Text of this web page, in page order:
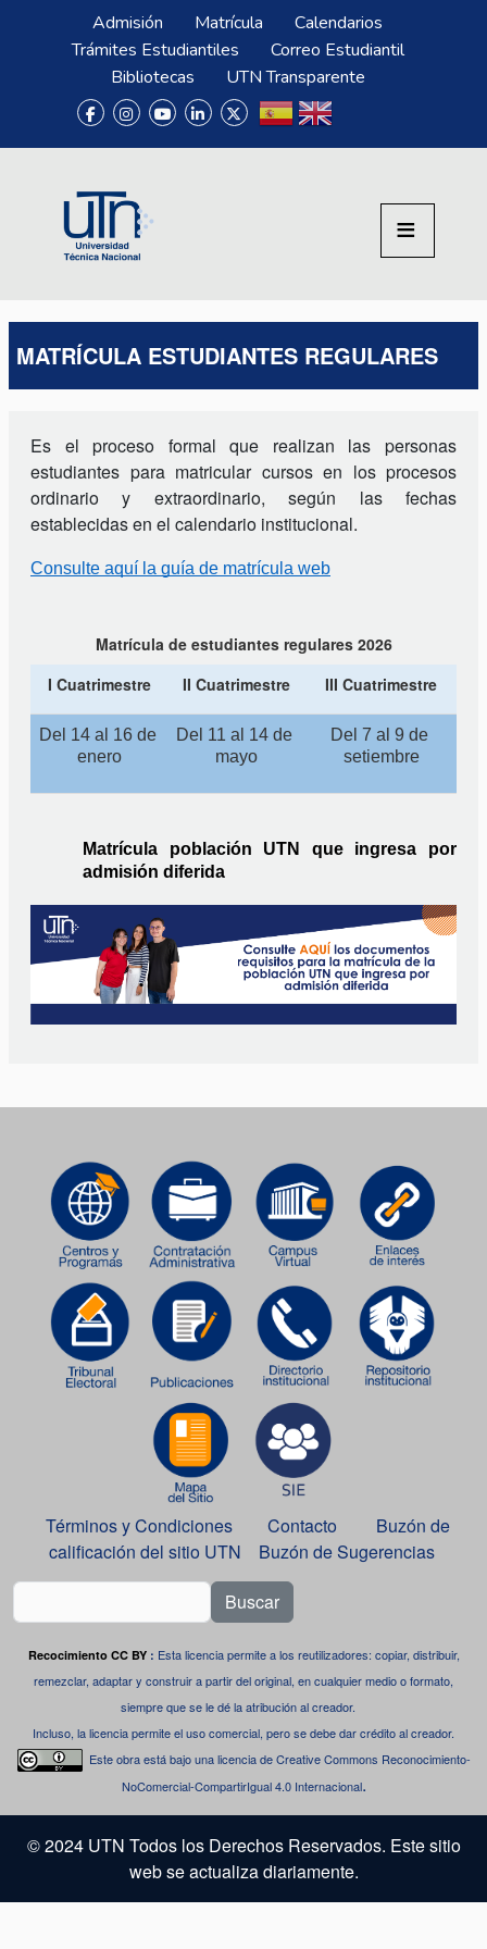
Pasar al contenido principal
Menú SuperiorAdmisión Matrícula
Calendarios
Trámites Estudiantiles
Correo Estudiantil
Bibliotecas
UTN Transparente
MATRÍCULA ESTUDIANTES REGULARES
Es el proceso formal que realizan las personas
estudiantes para matricular cursos en los procesos
ordinario y extraordinario, según las fechas
establecidas en el calendario institucional.
Consulte aquí la guía de matrícula web
Matrícula de estudiantes regulares 2026
I Cuatrimestre
II Cuatrimestre III Cuatrimestre
Del 14 al 16 de
enero
Del 11 al 14 de
mayo
Del 7 al 9 de
setiembre
Matrícula población UTN que ingresa por
admisión diferida
Términos y Condiciones Contacto
Buzón de
calificación del sitio UTN
Buzón de Sugerencias
Buscar
Recocimiento CC BY : Esta licencia permite a los reutilizadores: copiar, distribuir,
remezclar, adaptar y construir a partir del original, en cualquier medio o formato,
siempre que se le dé la atribución al creador.
Incluso, la licencia permite el uso comercial, pero se debe dar crédito al creador.
Este obra está bajo unalicencia de Creative Commons Reconocimiento-
NoComercial-CompartirIgual 4.0 Internacional.
© 2024 UTN Todos los Derechos Reservados. Este sitio
web se actualiza diariamente.